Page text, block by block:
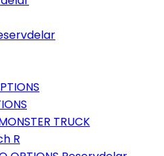
TRUCK
R